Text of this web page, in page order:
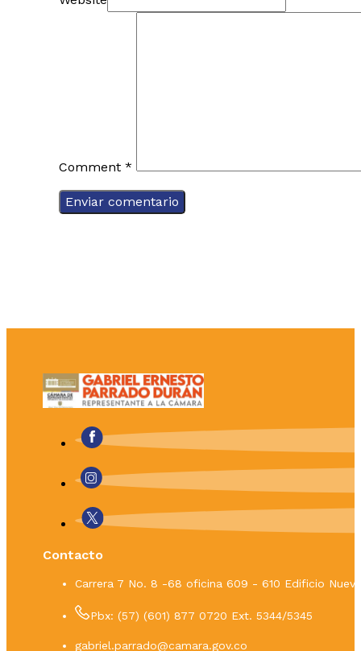
Comment *
Contacto
Carrera 7 No. 8 -68 oficina 609 - 610 Edificio
Pbx: (57) (601) 877 0720 Ext. 5344/5345
gabriel.parrado@camara.gov.co